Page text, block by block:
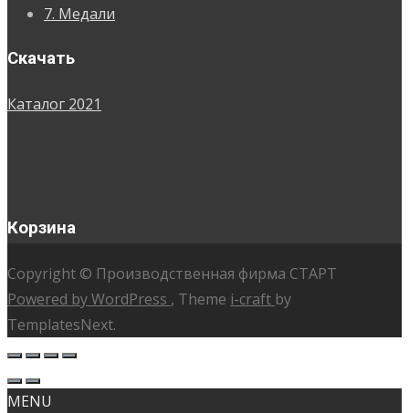
7. Медали
Скачать
Каталог 2021
Корзина
Copyright © Производственная фирма СТАРТ
Powered by WordPress , Theme i-craft by
TemplatesNext.
MENU